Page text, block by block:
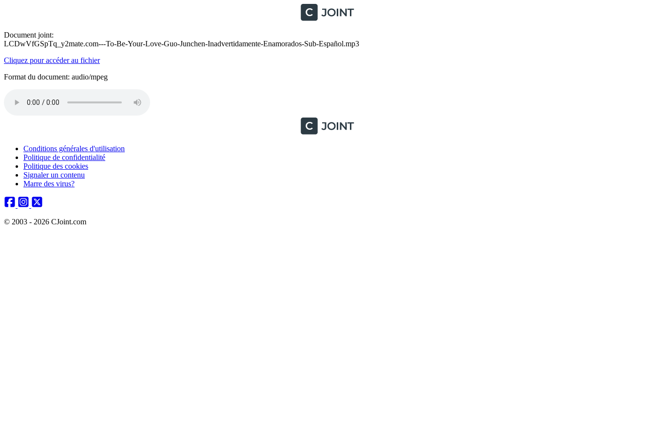
Document joint:
LCDwVfGSpTq_y2mate.com---To-Be-Your-Love-Guo-Junchen-Inadvertidamente-Enamorados-Sub-Español.mp3
Cliquez pour accéder au fichier
Format du document: audio/mpeg
Conditions générales d'utilisation
Politique de confidentialité
Politique des cookies
Signaler un contenu
Marre des virus?
© 2003 - 2026 CJoint.com